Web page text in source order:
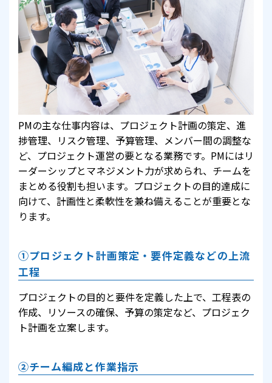
PMの主な仕事内容は、プロジェクト計画の策定、進
捗管理、リスク管理、予算管理、メンバー間の調整な
ど、プロジェクト運営の要となる業務です。PMにはリ
ーダーシップとマネジメント力が求められ、チームを
まとめる役割も担います。プロジェクトの目的達成に
向けて、計画性と柔軟性を兼ね備えることが重要とな
ります。
①プロジェクト計画策定・要件定義などの上流
工程
プロジェクトの目的と要件を定義した上で、工程表の
作成、リソースの確保、予算の策定など、プロジェク
ト計画を立案します。
②チーム編成と作業指示